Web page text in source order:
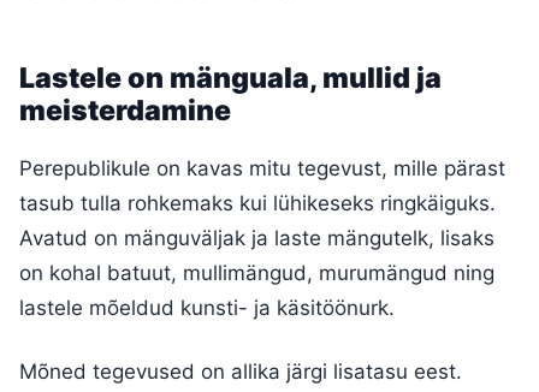
Lastele on mänguala, mullid ja
meisterdamine
Perepublikule on kavas mitu tegevust, mille pärast
tasub tulla rohkemaks kui lühikeseks ringkäiguks.
Avatud on mänguväljak ja laste mängutelk, lisaks
on kohal batuut, mullimängud, murumängud ning
lastele mõeldud kunsti- ja käsitöönurk.
Mõned tegevused on allika järgi lisatasu eest.